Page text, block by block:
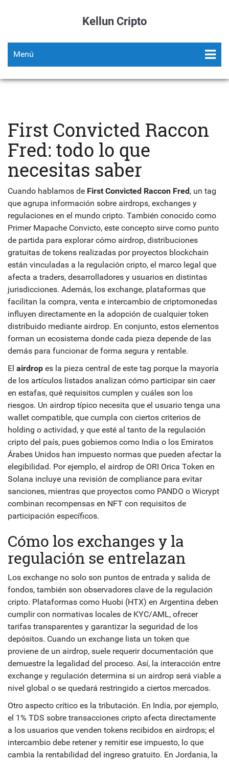
Kellun Cripto
Menú
First Convicted Raccon
Fred: todo lo que
necesitas saber
Cuando hablamos de First Convicted Raccon Fred, un tag
que agrupa información sobre airdrops, exchanges y
regulaciones en el mundo cripto. También conocido como
Primer Mapache Convicto, este concepto sirve como punto
de partida para explorar cómo airdrop, distribuciones
gratuitas de tokens realizadas por proyectos blockchain
están vinculadas a la regulación cripto, el marco legal que
afecta a traders, desarrolladores y usuarios en distintas
jurisdicciones. Además, los exchange, plataformas que
facilitan la compra, venta e intercambio de criptomonedas
influyen directamente en la adopción de cualquier token
distribuido mediante airdrop. En conjunto, estos elementos
forman un ecosistema donde cada pieza depende de las
demás para funcionar de forma segura y rentable.
El airdrop es la pieza central de este tag porque la mayoría
de los artículos listados analizan cómo participar sin caer
en estafas, qué requisitos cumplen y cuáles son los
riesgos. Un airdrop típico necesita que el usuario tenga una
wallet compatible, que cumpla con ciertos criterios de
holding o actividad, y que esté al tanto de la regulación
cripto del país, pues gobiernos como India o los Emiratos
Árabes Unidos han impuesto normas que pueden afectar la
elegibilidad. Por ejemplo, el airdrop de ORI Orica Token en
Solana incluye una revisión de compliance para evitar
sanciones, mientras que proyectos como PANDO o Wicrypt
combinan recompensas en NFT con requisitos de
participación específicos.
Cómo los exchanges y la
regulación se entrelazan
Los exchange no solo son puntos de entrada y salida de
fondos, también son observadores clave de la regulación
cripto. Plataformas como Huobi (HTX) en Argentina deben
cumplir con normativas locales de KYC/AML, ofrecer
tarifas transparentes y garantizar la seguridad de los
depósitos. Cuando un exchange lista un token que
proviene de un airdrop, suele requerir documentación que
demuestre la legalidad del proceso. Así, la interacción entre
exchange y regulación determina si un airdrop será viable a
nivel global o se quedará restringido a ciertos mercados.
Otro aspecto crítico es la tributación. En India, por ejemplo,
el 1% TDS sobre transacciones cripto afecta directamente
a los usuarios que venden tokens recibidos en airdrops; el
intercambio debe retener y remitir ese impuesto, lo que
cambia la rentabilidad del ingreso gratuito. En Jordania, la